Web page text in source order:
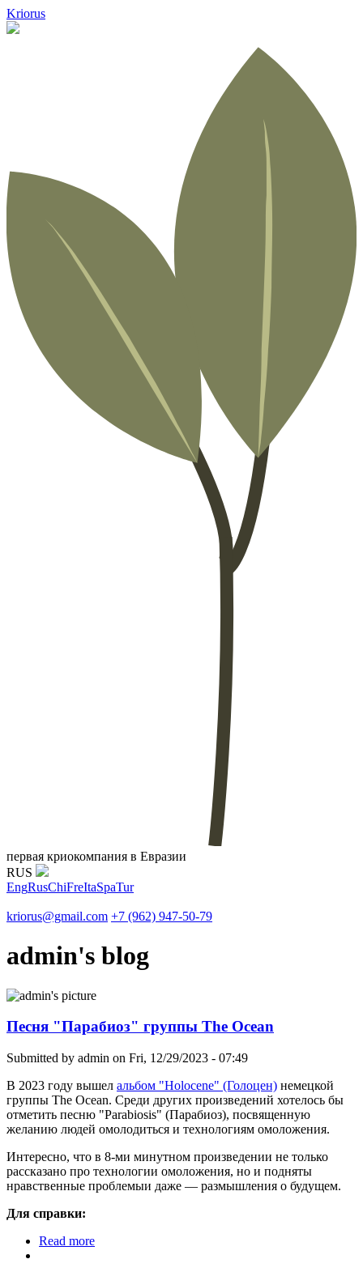
Kriorus
первая криокомпания в Евразии
RUS
EngRusChiFreItaSpaTur
kriorus@gmail.com +7 (962) 947-50-79
admin's blog
Песня "Парабиоз" группы The Ocean
Submitted by admin on Fri, 12/29/2023 - 07:49
В 2023 году вышел альбом "Holocene" (Голоцен) немецкой
группы The Ocean. Среди других произведений хотелось бы
отметить песню "Parabiosis" (Парабиоз), посвященную
желанию людей омолодиться и технологиям омоложения.
Интересно, что в 8-ми минутном произведении не только
рассказано про технологии омоложения, но и подняты
нравственные проблемыи даже — размышления о будущем.
Для справки:
Read more